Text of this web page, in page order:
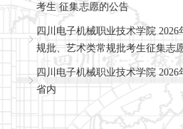
考生 征集志愿的公告
四川电子机械职业技术学院
规批、艺术类常规批考生征集志
四川电子机械职业技术学院
省内